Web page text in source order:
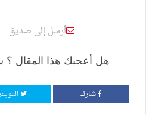
أرسل إلى صديق
هل أعجبك هذا المقال
شارك